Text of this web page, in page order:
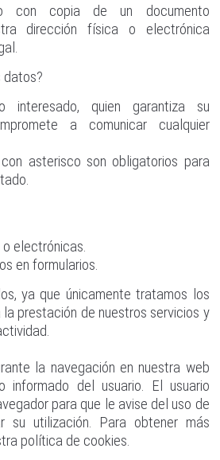
con copia de un documento
dirección física o electrónica
datos?
interesado, quien garantiza su
a comunicar cualquier
asterisco son obligatorios para
electrónicas.
en formularios.
ya que únicamente tratamos los
prestación de nuestros servicios y
la navegación en nuestra web
informado del usuario. El usuario
para que le avise del uso de
su utilización. Para obtener más
política de cookies.